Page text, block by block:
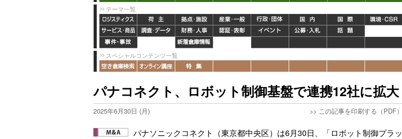
テーマ一覧
スペシャルコンテンツ一覧
パナコネクト、ロボット制御基盤で連携12社に拡大
2025年6月30日 (月) >> この記事を印刷する（PDF）
パナソニックコネクト（東京都中央区）は6月30日、「ロボット制御プラッ